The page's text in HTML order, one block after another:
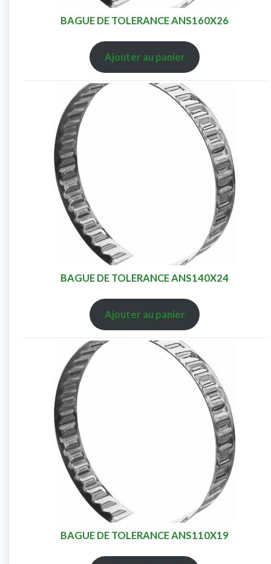
BAGUE DE TOLERANCE ANS160X26
Ajouter au panier
BAGUE DE TOLERANCE ANS140X24
Ajouter au panier
BAGUE DE TOLERANCE ANS110X19